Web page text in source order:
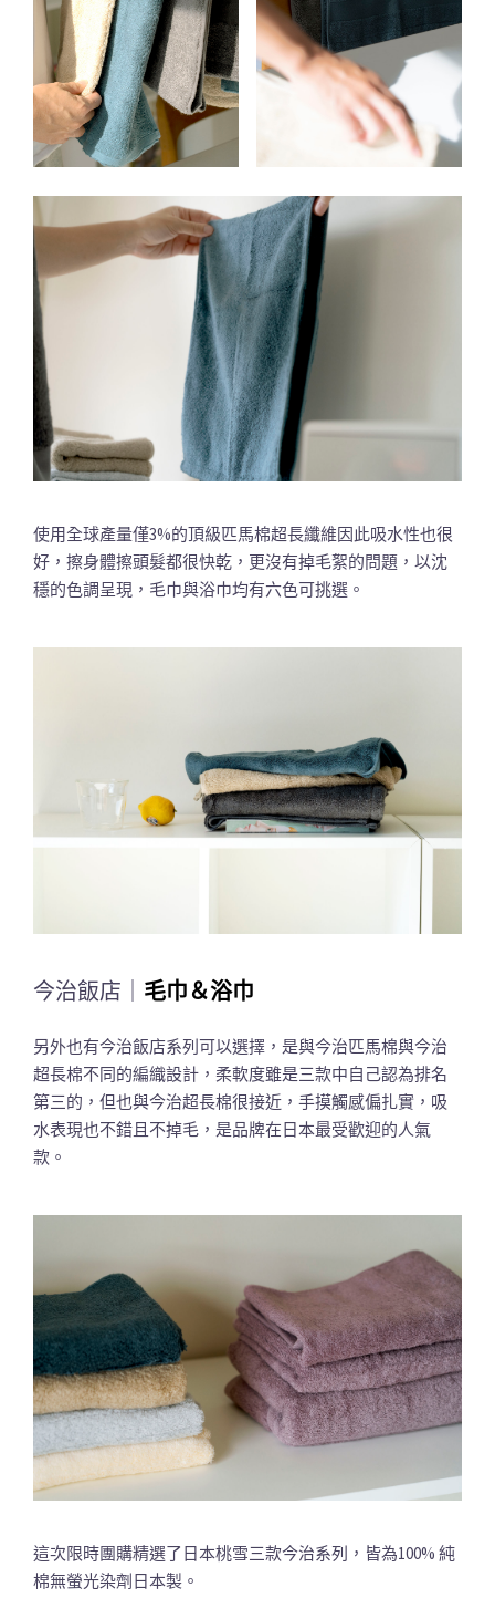
使用全球產量僅3%的頂級匹馬棉超長纖維因此吸水性也很
好，擦身體擦頭髮都很快乾，更沒有掉毛絮的問題，以沈
穩的色調呈現，毛巾與浴巾均有六色可挑選。
今治飯店｜ 毛巾＆浴巾
另外也有今治飯店系列可以選擇，是與今治匹馬棉與今治
超長棉不同的編織設計，柔軟度雖是三款中自己認為排名
第三的，但也與今治超長棉很接近，手摸觸感偏扎實，吸
水表現也不錯且不掉毛，是品牌在日本最受歡迎的人氣
款。
這次限時團購精選了日本桃雪三款今治系列，皆為100% 純
棉無螢光染劑日本製。